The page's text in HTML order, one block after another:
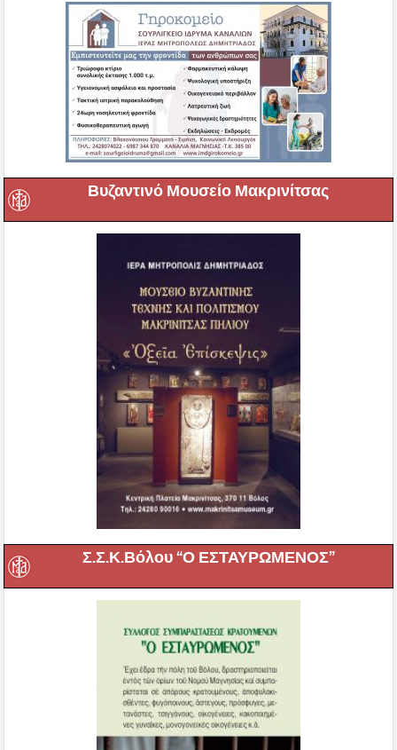
Βυζαντινό Μουσείο Μακρινίτσας
Σ.Σ.Κ.Βόλου “Ο ΕΣΤΑΥΡΩΜΕΝΟΣ”